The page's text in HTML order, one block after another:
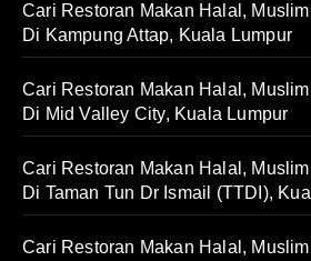
Cari Restoran Makan Halal,
Di Kampung Attap, Kuala Lumpur
Cari Restoran Makan Halal,
Di Mid Valley City, Kuala Lumpur
Cari Restoran Makan Halal,
Di Taman Tun Dr Ismail (TTDI),
Cari Restoran Makan Halal,